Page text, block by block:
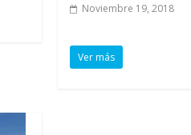
Noviembre 19, 2018
Ver más